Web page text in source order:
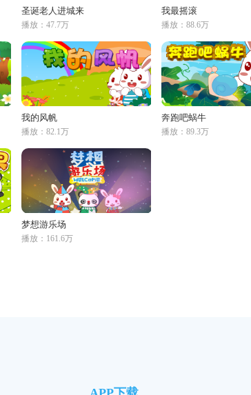
圣诞老人进城来
播放：47.7万
我最摇滚
播放：88.6万
我的风帆
播放：82.1万
奔跑吧蜗牛
播放：89.3万
梦想游乐场
播放：161.6万